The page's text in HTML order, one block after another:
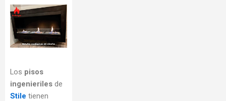
Los pisos
ingenieriles de
Stile tienen